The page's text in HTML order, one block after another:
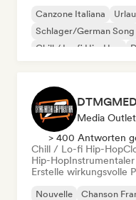
Canzone Italiana
Schlager/German Song
Chill / Lo-fi Hip-Hop
Media
> 400 Antworten
Chill / Lo-fi Hip-Hop
Hip-Hop
Erstelle wirkungsvolle
Nouvelle
Chanson